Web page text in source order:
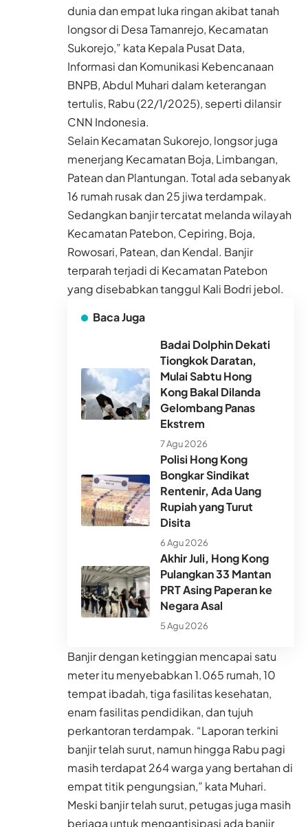
dunia dan empat luka ringan akibat tanah
longsor di Desa Tamanrejo, Kecamatan
Sukorejo,” kata Kepala Pusat Data,
Informasi dan Komunikasi Kebencanaan
BNPB, Abdul Muhari dalam keterangan
tertulis, Rabu (22/1/2025), seperti dilansir
CNN Indonesia.
Selain Kecamatan Sukorejo, longsor juga
menerjang Kecamatan Boja, Limbangan,
Patean dan Plantungan. Total ada sebanyak
16 rumah rusak dan 25 jiwa terdampak.
Sedangkan banjir tercatat melanda wilayah
Kecamatan Patebon, Cepiring, Boja,
Rowosari, Patean, dan Kendal. Banjir
terparah terjadi di Kecamatan Patebon
yang disebabkan tanggul Kali Bodri jebol.
Baca Juga
Badai Dolphin Dekati
Tiongkok Daratan,
Mulai Sabtu Hong
Kong Bakal Dilanda
Gelombang Panas
Ekstrem
7 Agu 2026
Polisi Hong Kong
Bongkar Sindikat
Rentenir, Ada Uang
Rupiah yang Turut
Disita
6 Agu 2026
Akhir Juli, Hong Kong
Pulangkan 33 Mantan
PRT Asing Paperan ke
Negara Asal
5 Agu 2026
Banjir dengan ketinggian mencapai satu
meter itu menyebabkan 1.065 rumah, 10
tempat ibadah, tiga fasilitas kesehatan,
enam fasilitas pendidikan, dan tujuh
perkantoran terdampak. “Laporan terkini
banjir telah surut, namun hingga Rabu pagi
masih terdapat 264 warga yang bertahan di
empat titik pengungsian,” kata Muhari.
Meski banjir telah surut, petugas juga masih
berjaga untuk mengantisipasi ada banjir